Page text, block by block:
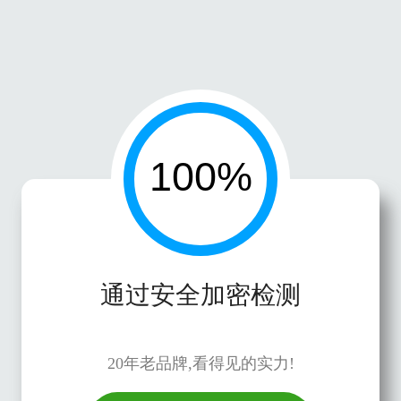
通过安全加密检测
20年老品牌,看得见的实力!